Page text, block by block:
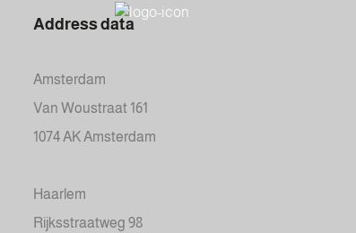
Address data
Amsterdam
Van Woustraat 161
1074 AK Amsterdam
Haarlem
Rijksstraatweg 98